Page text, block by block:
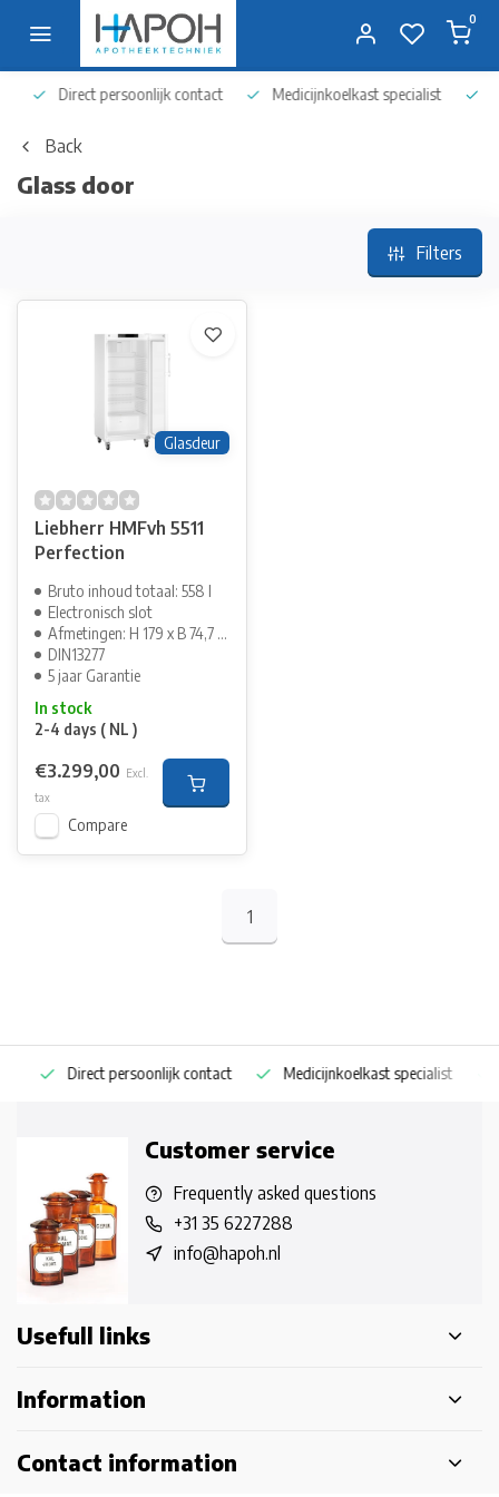
0
Direct persoonlijk contact Medicijnkoelkast specialist Op
Back
Glass door
Filters
Glasdeur
Liebherr HMFvh 5511
Perfection
Bruto inhoud totaal: 558 l
Electronisch slot
Afmetingen: H 179 x B 74,7 cm
DIN13277
5 jaar Garantie
In stock
2-4 days ( NL )
€3.299,00 Excl.
tax
Compare
1
Direct persoonlijk contact Medicijnkoelkast specialist
Customer service
Frequently asked questions
+31 35 6227288
info@hapoh.nl
Usefull links
Information
Contact information